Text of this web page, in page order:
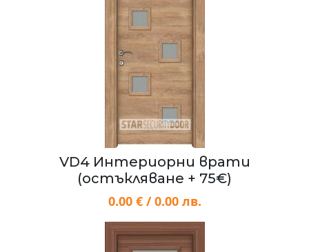
VD4 Интериорни врати
(остъкляване + 75€)
0.00 € / 0.00 лв.